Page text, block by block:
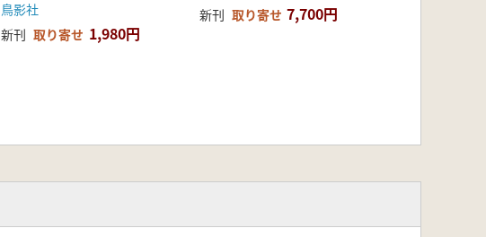
鳥影社
新刊 取り寄せ 1,980円
新刊 取り寄せ 7,700円